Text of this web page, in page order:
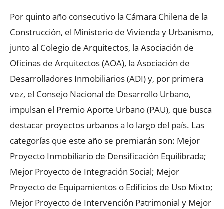
Por quinto año consecutivo la Cámara Chilena de la
Construcción, el Ministerio de Vivienda y Urbanismo,
junto al Colegio de Arquitectos, la Asociación de
Oficinas de Arquitectos (AOA), la Asociación de
Desarrolladores Inmobiliarios (ADI) y, por primera
vez, el Consejo Nacional de Desarrollo Urbano,
impulsan el Premio Aporte Urbano (PAU), que busca
destacar proyectos urbanos a lo largo del país. Las
categorías que este año se premiarán son: Mejor
Proyecto Inmobiliario de Densificación Equilibrada;
Mejor Proyecto de Integración Social; Mejor
Proyecto de Equipamientos o Edificios de Uso Mixto;
Mejor Proyecto de Intervención Patrimonial y Mejor